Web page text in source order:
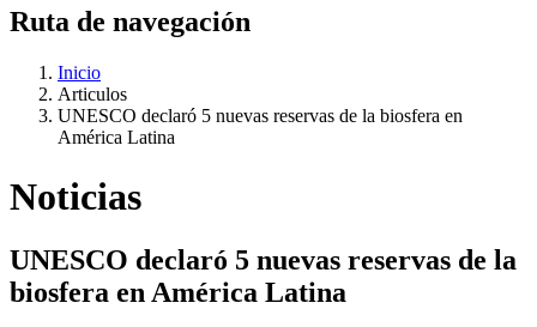
Ruta de navegación
Inicio
Articulos
UNESCO declaró 5 nuevas reservas de la biosfera en
América Latina
Noticias
UNESCO declaró 5 nuevas reservas de la
biosfera en América Latina